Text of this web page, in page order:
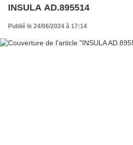
INSULA AD.895514
Publié le 24/06/2024 à 17:14